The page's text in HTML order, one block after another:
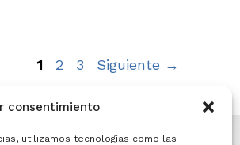
consentimiento
utilizamos tecnologías como las
Página
1 Página
2 Página
3 Siguiente →